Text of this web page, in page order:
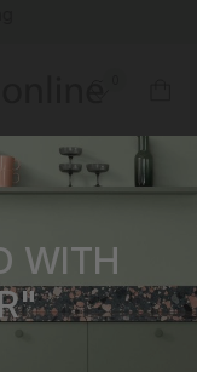
WITH